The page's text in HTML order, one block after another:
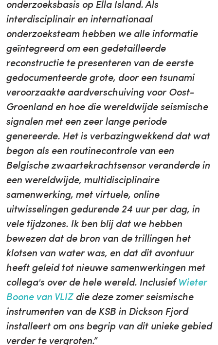
onderzoeksbasis op Ella Island. Als
interdisciplinair en internationaal
onderzoeksteam hebben we alle informatie
geïntegreerd om een gedetailleerde
reconstructie te presenteren van de eerste
gedocumenteerde grote, door een tsunami
veroorzaakte aardverschuiving voor Oost-
Groenland en hoe die wereldwijde seismische
signalen met een zeer lange periode
genereerde. Het is verbazingwekkend dat wat
begon als een routinecontrole van een
Belgische zwaartekrachtsensor veranderde in
een wereldwijde, multidisciplinaire
samenwerking, met virtuele, online
uitwisselingen gedurende 24 uur per dag, in
vele tijdzones. Ik ben blij dat we hebben
bewezen dat de bron van de trillingen het
klotsen van water was, en dat dit avontuur
heeft geleid tot nieuwe samenwerkingen met
collega's over de hele wereld. Inclusief Wieter
Boone van VLIZdie deze zomer seismische
instrumenten van de KSB in Dickson Fjord
installeert om ons begrip van dit unieke gebied
verder te vergroten.”